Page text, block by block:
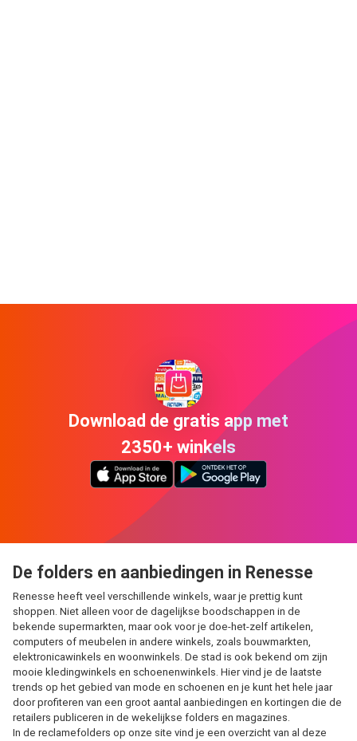
Download de gratis app met
2350+ winkels
De folders en aanbiedingen in Renesse
Renesse heeft veel verschillende winkels, waar je prettig kunt
shoppen. Niet alleen voor de dagelijkse boodschappen in de
bekende supermarkten, maar ook voor je doe-het-zelf artikelen,
computers of meubelen in andere winkels, zoals bouwmarkten,
elektronicawinkels en woonwinkels. De stad is ook bekend om zijn
mooie kledingwinkels en schoenenwinkels. Hier vind je de laatste
trends op het gebied van mode en schoenen en je kunt het hele jaar
door profiteren van een groot aantal aanbiedingen en kortingen die de
retailers publiceren in de wekelijkse folders en magazines.
In de reclamefolders op onze site vind je een overzicht van al deze